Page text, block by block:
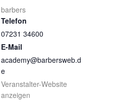
barbers
Telefon
07231 34600
E-Mail
academy@barbersweb.d
e
Veranstalter-Website
anzeigen